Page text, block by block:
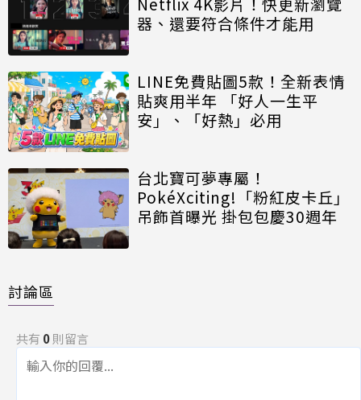
器、還要符合條件才能用
LINE免費貼圖5款！全新表情
貼爽用半年 「好人一生平
安」、「好熱」必用
台北寶可夢專屬！
PokéXciting!「粉紅皮卡丘」
吊飾首曝光 掛包包慶30週年
討論區
共有 0則留言